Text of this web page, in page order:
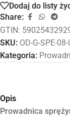
Dodaj do listy
Share:
GTIN:
SKU: OD-G-SPE-
Kategoria:
Opis
Prowadnica